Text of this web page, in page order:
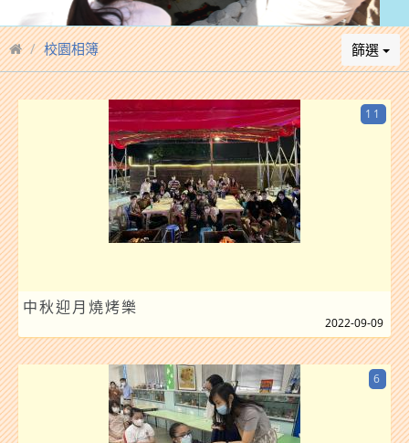
校園相簿 篩選
中秋迎月燒烤樂
11
2022-09-09
6